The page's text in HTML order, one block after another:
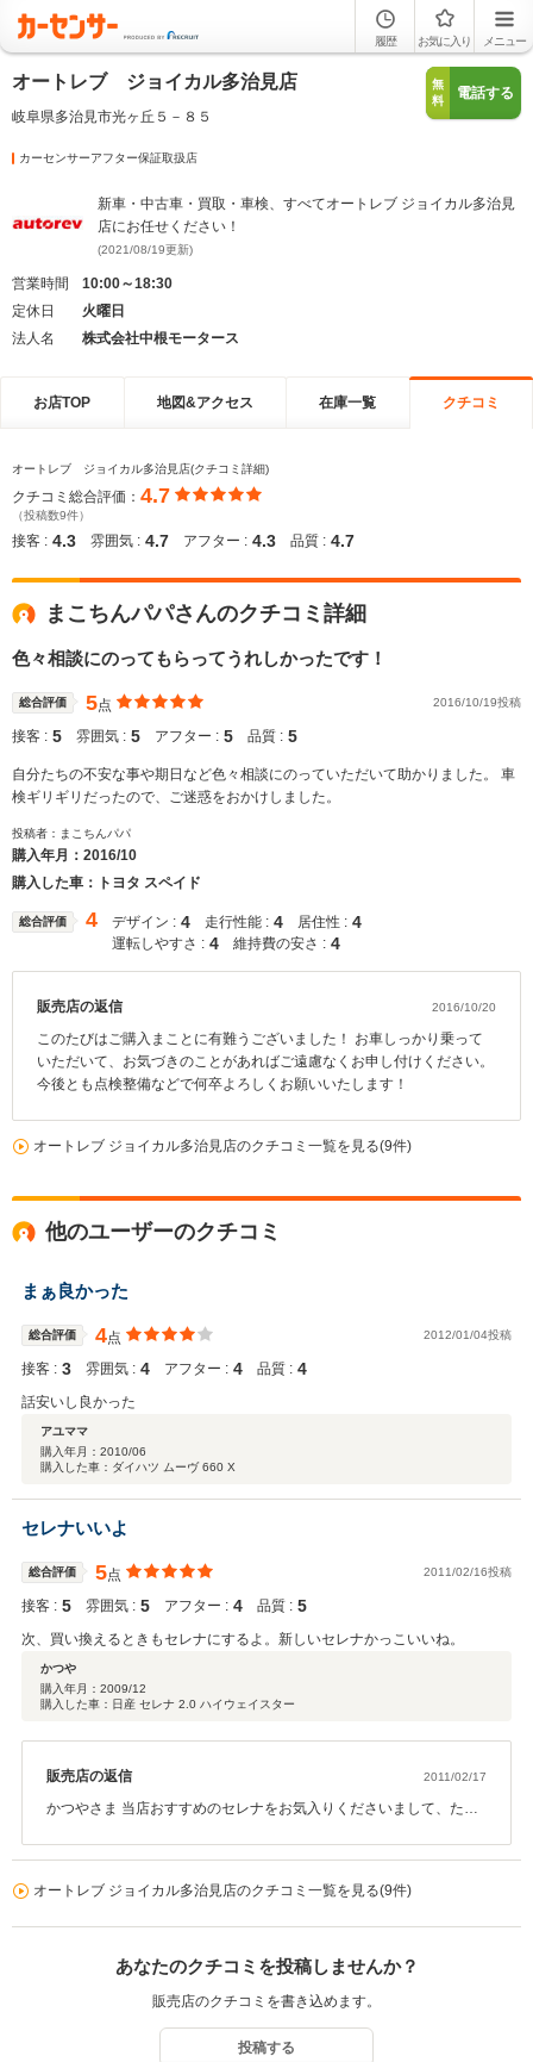
履歴 お気に入り メニュー
オートレブ ジョイカル多治見店
岐阜県多治見市光ヶ丘５－８５
無
料
電話する
カーセンサーアフター保証取扱店
新車・中古車・買取・車検、すべてオートレブ ジョイカル多治見
店にお任せください！
(2021/08/19更新)
営業時間
10:00～18:30
定休日
火曜日
法人名
株式会社中根モータース
お店TOP 地図&アクセス 在庫一覧 クチコミ
オートレブ ジョイカル多治見店(クチコミ詳細)
クチコミ総合評価： 4.7
（投稿数9件）
接客 : 4.3 雰囲気 : 4.7 アフター : 4.3 品質 : 4.7
まこちんパパさんのクチコミ詳細
色々相談にのってもらってうれしかったです！
総合評価 5点 2016/10/19投稿
接客 : 5 雰囲気 : 5 アフター : 5 品質 : 5
自分たちの不安な事や期日など色々相談にのっていただいて助かりました。 車
検ギリギリだったので、ご迷惑をおかけしました。
投稿者：まこちんパパ
購入年月： 2016/10
購入した車：トヨタ スペイド
総合評価 4 デザイン : 4 走行性能 : 4 居住性 : 4
運転しやすさ : 4 維持費の安さ : 4
販売店の返信 2016/10/20
このたびはご購入まことに有難うございました！ お車しっかり乗って
いただいて、お気づきのことがあればご遠慮なくお申し付けください。
今後とも点検整備などで何卒よろしくお願いいたします！
オートレブ ジョイカル多治見店のクチコミ一覧を見る(9件)
他のユーザーのクチコミ
まぁ良かった
総合評価 4点 2012/01/04投稿
接客 : 3 雰囲気 : 4 アフター : 4 品質 : 4
話安いし良かった
アユママ
購入年月： 2010/06
購入した車：ダイハツ ムーヴ 660 X
セレナいいよ
総合評価 5点 2011/02/16投稿
接客 : 5 雰囲気 : 5 アフター : 4 品質 : 5
次、買い換えるときもセレナにするよ。新しいセレナかっこいいね。
かつや
購入年月： 2009/12
購入した車：日産 セレナ 2.0 ハイウェイスター
販売店の返信 2011/02/17
かつやさま 当店おすすめのセレナをお気入りくださいまして、たい
ます。
オートレブ ジョイカル多治見店のクチコミ一覧を見る(9件)
あなたのクチコミを投稿しませんか？
販売店のクチコミを書き込めます。
投稿する